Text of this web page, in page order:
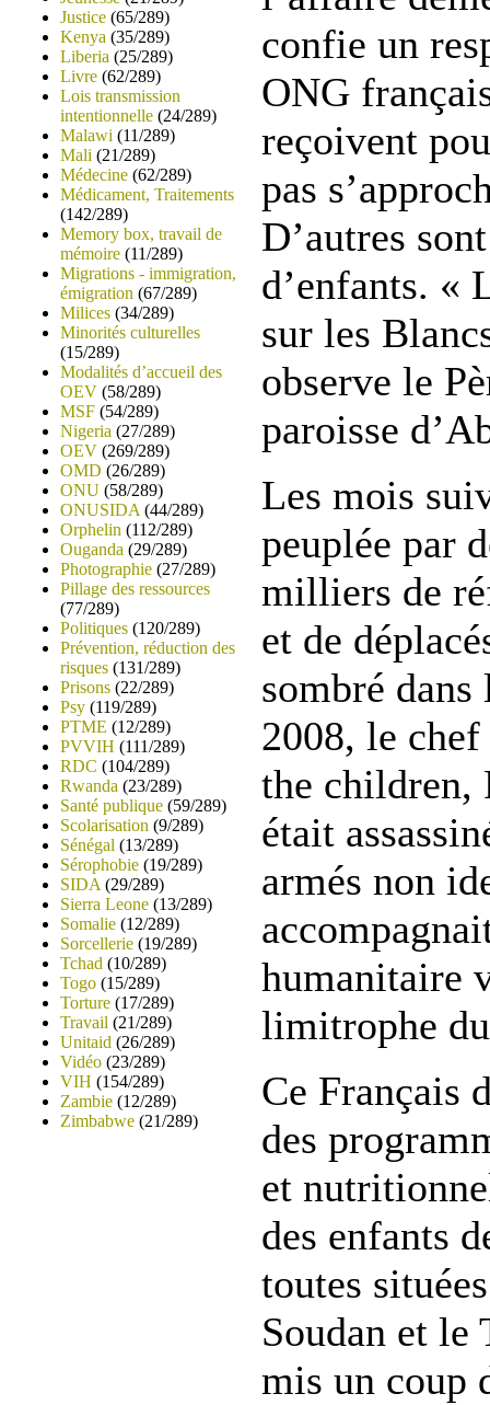
Justice (65/289)
Kenya (35/289)
Liberia (25/289)
Livre (62/289)
Lois transmission
intentionnelle (24/289)
Malawi (11/289)
Mali (21/289)
Médecine (62/289)
Médicament, Traitements
(142/289)
Memory box, travail de
mémoire (11/289)
Migrations - immigration,
émigration (67/289)
Milices (34/289)
Minorités culturelles
(15/289)
Modalités d’accueil des
OEV (58/289)
MSF (54/289)
Nigeria (27/289)
OEV (269/289)
OMD (26/289)
ONU (58/289)
ONUSIDA (44/289)
Orphelin (112/289)
Ouganda (29/289)
Photographie (27/289)
Pillage des ressources
(77/289)
Politiques (120/289)
Prévention, réduction des
risques (131/289)
Prisons (22/289)
Psy (119/289)
PTME (12/289)
PVVIH (111/289)
RDC (104/289)
Rwanda (23/289)
Santé publique (59/289)
Scolarisation (9/289)
Sénégal (13/289)
Sérophobie (19/289)
SIDA (29/289)
Sierra Leone (13/289)
Somalie (12/289)
Sorcellerie (19/289)
Tchad (10/289)
Togo (15/289)
Torture (17/289)
Travail (21/289)
Unitaid (26/289)
Vidéo (23/289)
VIH (154/289)
Zambie (12/289)
Zimbabwe (21/289)
confie un
ONG
reçoivent
pas
D’autres
d’enfants. «
sur les
observe le
paroisse
Les mois
peuplée par
milliers de
et de
sombré
2008, le
the children,
était
armés non
humanitaire
limitrophe
Ce Français
des
et
des enfants
toutes
Soudan et le
mis un coup